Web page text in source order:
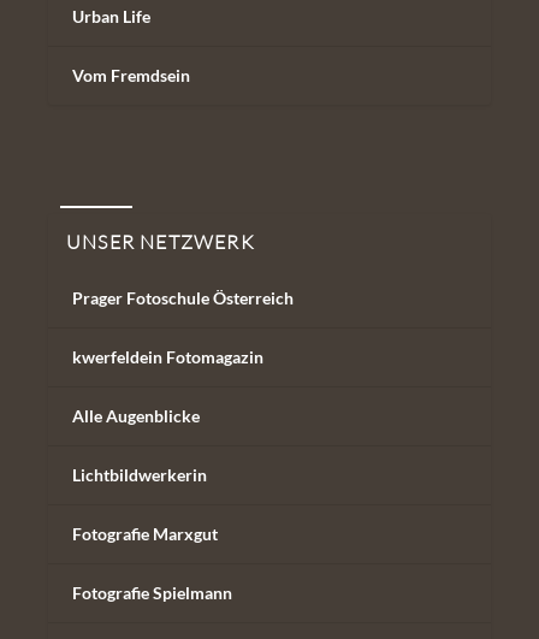
Urban Life
Vom Fremdsein
Unser Netzwerk
UNSER NETZWERK
Prager Fotoschule Österreich
kwerfeldein Fotomagazin
Alle Augenblicke
Lichtbildwerkerin
Fotografie Marxgut
Fotografie Spielmann